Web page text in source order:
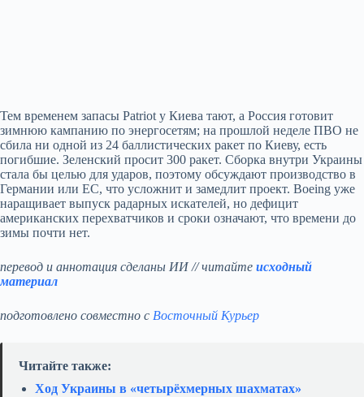
Тем временем запасы Patriot у Киева тают, а Россия готовит
зимнюю кампанию по энергосетям; на прошлой неделе ПВО не
сбила ни одной из 24 баллистических ракет по Киеву, есть
погибшие. Зеленский просит 300 ракет. Сборка внутри Украины
стала бы целью для ударов, поэтому обсуждают производство в
Германии или ЕС, что усложнит и замедлит проект. Boeing уже
наращивает выпуск радарных искателей, но дефицит
американских перехватчиков и сроки означают, что времени до
зимы почти нет.
перевод и аннотация сделаны ИИ // читайте исходный
материал
подготовлено совместно с Восточный Курьер
Читайте также:
Ход Украины в «четырёхмерных шахматах»